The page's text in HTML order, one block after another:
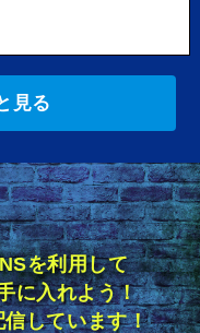
見る
を利用して
に入れよう！
しています！